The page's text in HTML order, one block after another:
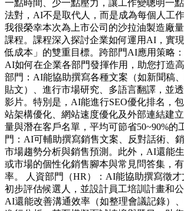
一點時間、少一點壓力，讓工作變聰明一
法對，AI不是取代人，而是成為每個人工作
我很榮幸本次為上市公司的沙拉油製造廠
課程。課程深入探討企業如何運用AI，實
低成本」的雙重目標。跨部門AI應用策略
AI如何在企業各部門發揮作用，助您打造
部門：AI能協助撰寫各種文案（如新聞稿
貼文）、進行市場研究、多語言翻譯，並
影片。特別是，AI能進行SEO優化排名，
站架構優化、網站速度優化及外部連結建
量與潛在客戶名單，平均可節省50~90%的
門：AI可輔助撰寫銷售文案、反對話術、
市場趨勢分析與銷售預測。此外，AI還能
或市場的個性化銷售腳本與常見問答集，
率。 人資部門（HR）：AI能協助撰寫徵
初步評估候選人，並設計員工培訓計畫和公
AI還能改善溝通效率（如整理會議記錄）